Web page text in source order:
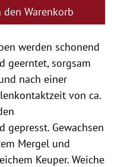
den Warenkorb
werden schonend
geerntet, sorgsam
nach einer
von ca.
gepresst. Gewachsen
Mergel und
Keuper. Weiche